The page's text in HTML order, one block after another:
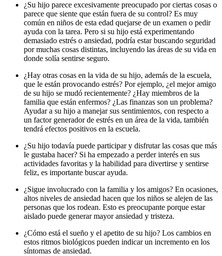
¿Su hijo parece excesivamente preocupado por ciertas cosas o
parece que siente que están fuera de su control? Es muy
común en niños de esta edad quejarse de un examen o pedir
ayuda con la tarea. Pero si su hijo está experimentando
demasiado estrés o ansiedad, podría estar buscando seguridad
por muchas cosas distintas, incluyendo las áreas de su vida en
donde solía sentirse seguro.
¿Hay otras cosas en la vida de su hijo, además de la escuela,
que le están provocando estrés? Por ejemplo, ¿el mejor amigo
de su hijo se mudó recientemente? ¿Hay miembros de la
familia que están enfermos? ¿Las finanzas son un problema?
Ayudar a su hijo a manejar sus sentimientos, con respecto a
un factor generador de estrés en un área de la vida, también
tendrá efectos positivos en la escuela.
¿Su hijo todavía puede participar y disfrutar las cosas que más
le gustaba hacer? Si ha empezado a perder interés en sus
actividades favoritas y la habilidad para divertirse y sentirse
feliz, es importante buscar ayuda.
¿Sigue involucrado con la familia y los amigos? En ocasiones,
altos niveles de ansiedad hacen que los niños se alejen de las
personas que los rodean. Esto es preocupante porque estar
aislado puede generar mayor ansiedad y tristeza.
¿Cómo está el sueño y el apetito de su hijo? Los cambios en
estos ritmos biológicos pueden indicar un incremento en los
síntomas de ansiedad.